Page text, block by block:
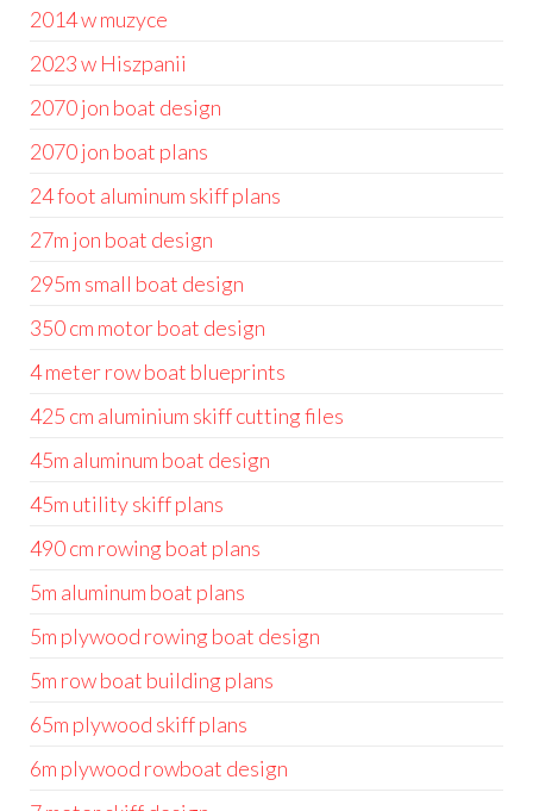
2014 w muzyce
2023 w Hiszpanii
2070 jon boat design
2070 jon boat plans
24 foot aluminum skiff plans
27m jon boat design
295m small boat design
350 cm motor boat design
4 meter row boat blueprints
425 cm aluminium skiff cutting files
45m aluminum boat design
45m utility skiff plans
490 cm rowing boat plans
5m aluminum boat plans
5m plywood rowing boat design
5m row boat building plans
65m plywood skiff plans
6m plywood rowboat design